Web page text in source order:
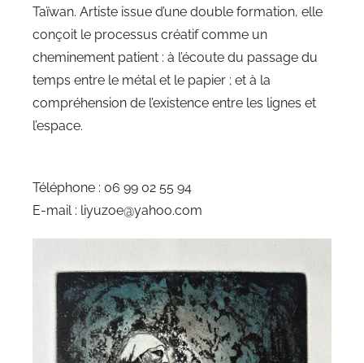
Taïwan. Artiste issue d’une double formation, elle
conçoit le processus créatif comme un
cheminement patient : à l’écoute du passage du
temps entre le métal et le papier ; et à la
compréhension de l’existence entre les lignes et
l’espace.
Téléphone : 06 99 02 55 94
E-mail : liyuzoe@yahoo.com